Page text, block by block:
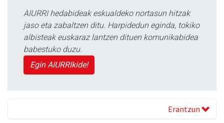
AIURRI hedabideak eskualdeko nortasun hitzak
jaso eta zabaltzen ditu. Harpidedun eginda, tokiko
albisteak euskaraz lantzen dituen komunikabidea
babestuko duzu.
Egin AIURRIkide!
Erantzun